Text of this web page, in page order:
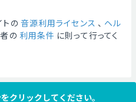
の 音源利用ライセンス 、 ヘル
の 利用条件 に則って行ってく
クリックしてください。